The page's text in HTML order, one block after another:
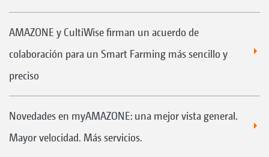
AMAZONE y CultiWise firman un acuerdo de
colaboración para un Smart Farming más sencillo y
preciso
Novedades en myAMAZONE: una mejor vista general.
Mayor velocidad. Más servicios.